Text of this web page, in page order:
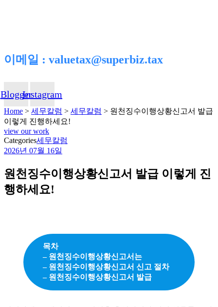
이메일 : valuetax@superbiz.tax
BloggerInstagram
Home > 세무칼럼 > 세무칼럼 > 원천징수이행상황신고서 발급
이렇게 진행하세요!
view our work
Categories세무칼럼
2026년 07월 16일
원천징수이행상황신고서 발급 이렇게 진
행하세요!
목차
– 원천징수이행상황신고서는
– 원천징수이행상황신고서 신고 절차
– 원천징수이행상황신고서 발급